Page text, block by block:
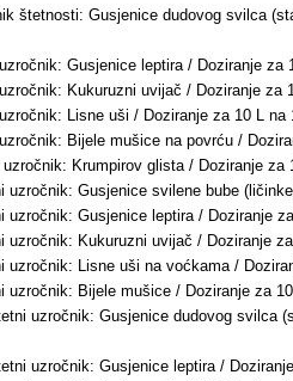
štetnosti: Gusjenice dudovog svilca
Gusjenice leptira / Doziranje
Kukuruzni uvijač / Doziranje za
Lisne uši / Doziranje za 10 L
Bijele mušice na povrću /
Krumpirov glista / Doziranje
uzročnik: Gusjenice svilene bube
uzročnik: Gusjenice leptira / Doziranje
uzročnik: Kukuruzni uvijač / Doziranje
uzročnik: Lisne uši na voćkama /
uzročnik: Bijele mušice / Doziranje za
uzročnik: Gusjenice dudovog svilca
uzročnik: Gusjenice leptira /